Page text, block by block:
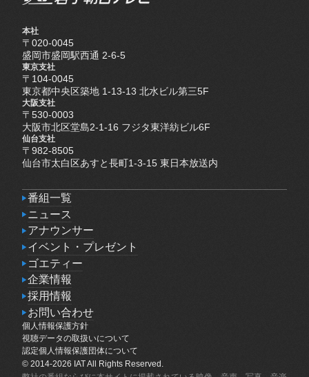
本社
〒020-0045
盛岡市盛岡駅西通 2-6-5
東京支社
〒104-0045
東京都中央区築地 1-13-13 北水ビル第三5F
大阪支社
〒530-0003
大阪市北区堂島2-1-16 フジタ東洋紡ビル6F
仙台支社
〒982-8505
仙台市太白区あすと長町1-3-15 東日本放送内
番組一覧
番組一覧
ニュース
ニュース
アナウンサー
アナウンサー
イベント・プレゼント
イベント・プレゼント
ゴエティー
ゴエティー
企業情報
企業情報
採用情報
採用情報
お問い合わせ
お問い合わせ
個人情報保護方針
個人情報保護方針
視聴データの取扱いについて
視聴データの取扱いについて
認定個人情報保護団体について
認定個人情報保護団体について
© 2014-2026 IAT All Rights Reserved.